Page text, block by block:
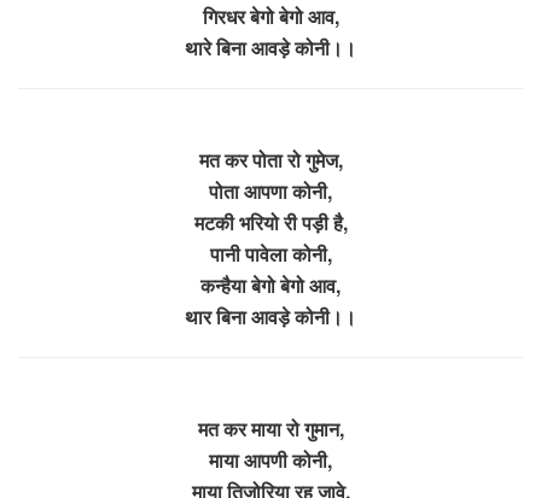
गिरधर बेगो बेगो आव,
थारे बिना आवड़े कोनी।।
मत कर पोता रो गुमेज,
पोता आपणा कोनी,
मटकी भरियो री पड़ी है,
पानी पावेला कोनी,
कन्हैया बेगो बेगो आव,
थार बिना आवड़े कोनी।।
मत कर माया रो गुमान,
माया आपणी कोनी,
माया तिजोरिया रह जावे,